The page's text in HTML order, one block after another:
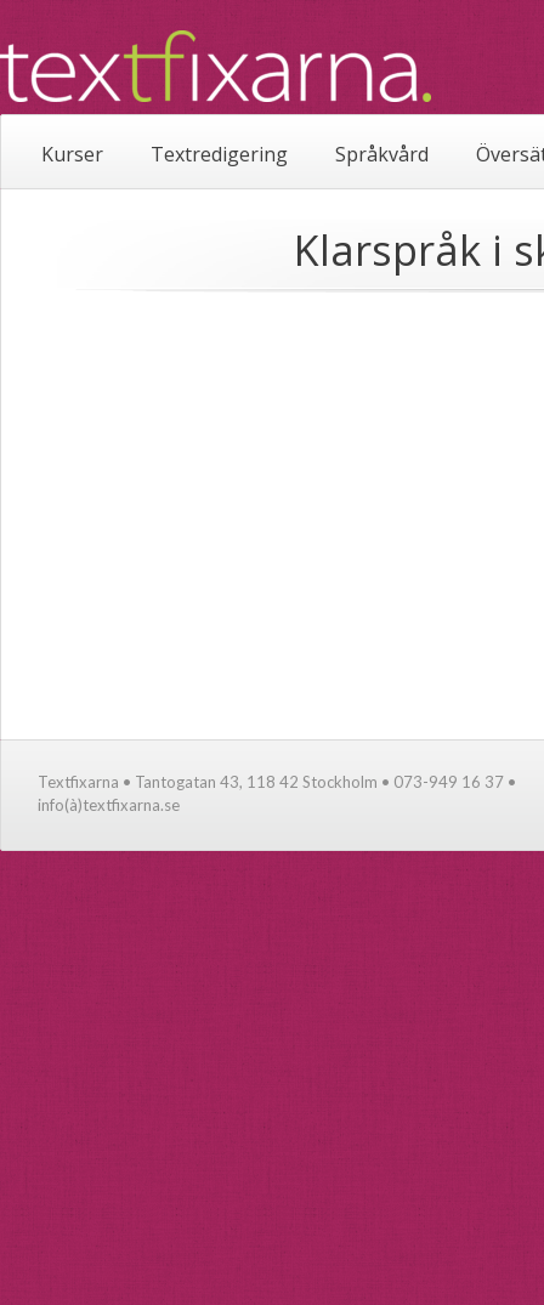
Kurser Textredigering Språkvård
Klarspråk i
Textfixarna • Tantogatan 43, 118 42 Stockholm • 073-949 16 37 •
info(à)textfixarna.se